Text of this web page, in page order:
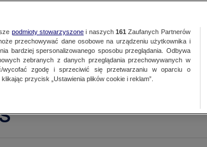
podmioty stowarzyszonei naszych 161 Zaufanych Partnerów
przechowywać dane osobowe na urządzeniu użytkownika i
bardziej spersonalizowanego sposobu przeglądania. Odbywa
zebranych z danych przeglądania przechowywanych w
wycofać zgodę i sprzeciwić się przetwarzaniu w oparciu o
przycisk „Ustawienia plików cookie i reklam”.